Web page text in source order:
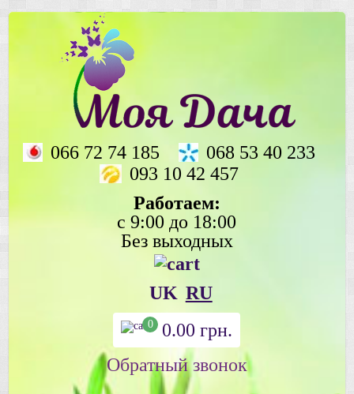
066 72 74 185
068 53 40 233
093 10 42 457
Работаем:
с 9:00 до 18:00
Без выходных
UK RU
0 0.00грн.